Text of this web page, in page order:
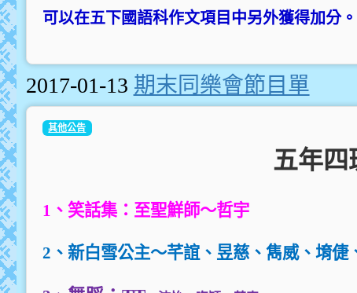
可以在五下國語科作文項目中另外獲得加分。
2017-01-13 期末同樂會節目單
其他公告
五年四
1 、笑話集：至聖鮮師～哲宇
2 、 新白雪公主～芊誼、昱慈、雋威、堉倢